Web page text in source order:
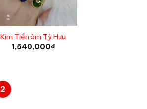
Kim Tiền ôm Tỳ Hưu
1,540,000₫
2